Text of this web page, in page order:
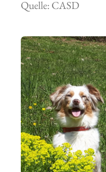
Quelle: CASD